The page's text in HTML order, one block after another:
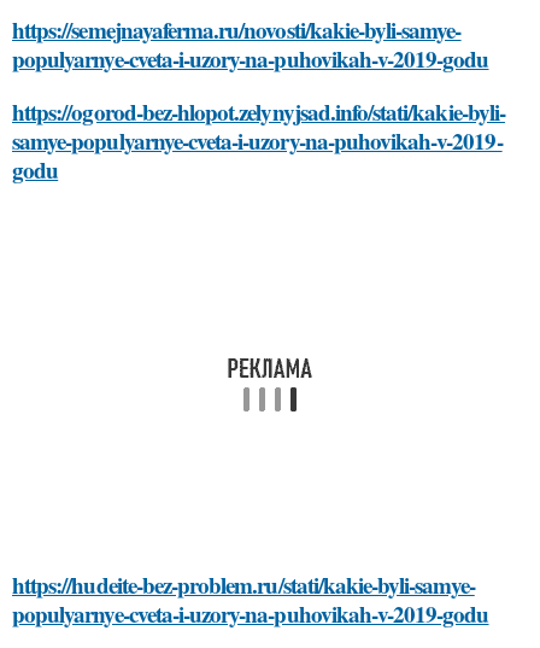
https://semejnayaferma.ru/novosti/kakie-byli-samye-
populyarnye-cveta-i-uzory-na-puhovikah-v-2019-godu
https://ogorod-bez-hlopot.zelynyjsad.info/stati/kakie-byli-
samye-populyarnye-cveta-i-uzory-na-puhovikah-v-2019-
godu
https://hudeite-bez-problem.ru/stati/kakie-byli-samye-
populyarnye-cveta-i-uzory-na-puhovikah-v-2019-godu